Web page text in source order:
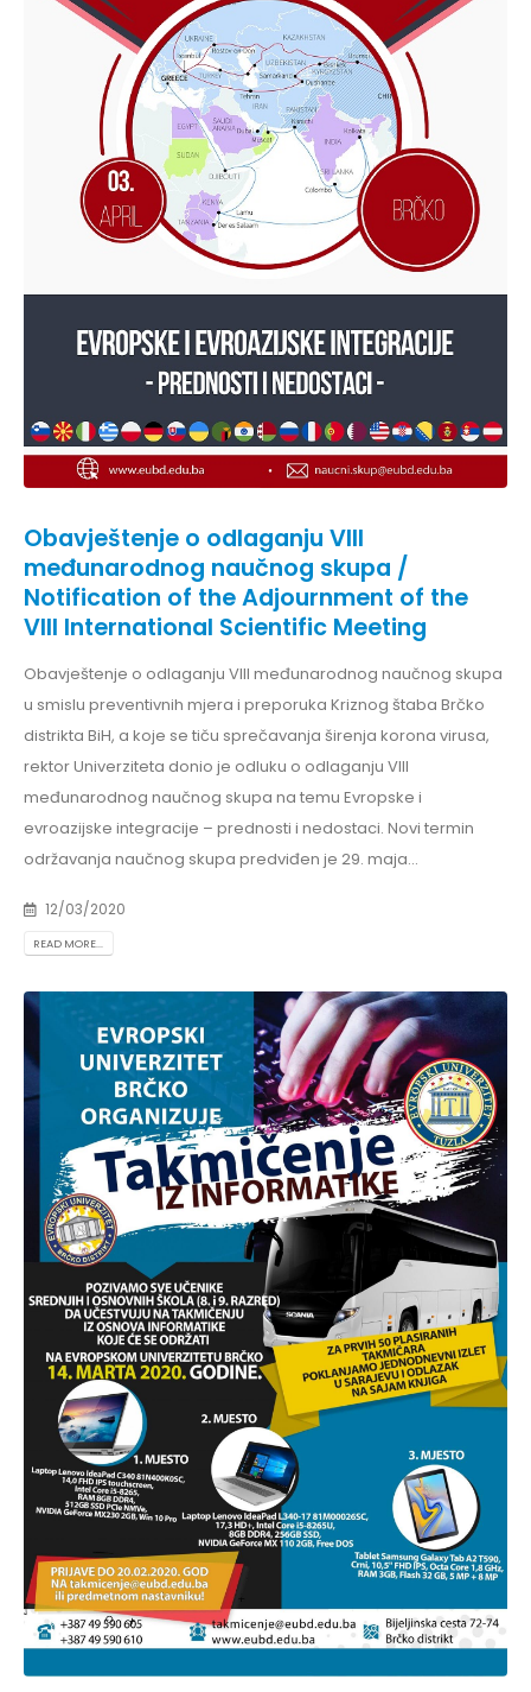
Obavještenje o odlaganju VIII
međunarodnog naučnog skupa /
Notification of the Adjournment of the
VIII International Scientific Meeting
Obavještenje o odlaganju VIII međunarodnog naučnog skupa
u smislu preventivnih mjera i preporuka Kriznog štaba Brčko
distrikta BiH, a koje se tiču sprečavanja širenja korona virusa,
rektor Univerziteta donio je odluku o odlaganju VIII
međunarodnog naučnog skupa na temu Evropske i
evroazijske integracije – prednosti i nedostaci. Novi termin
održavanja naučnog skupa predviđen je 29. maja...
12/03/2020
READ MORE...